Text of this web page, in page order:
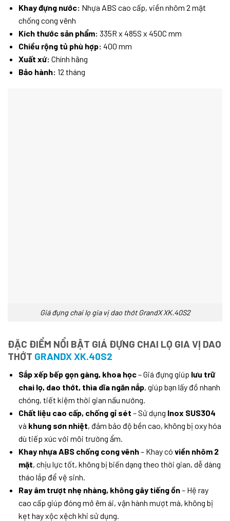
Khay đựng nước: Nhựa ABS cao cấp, viền nhôm 2 mặt
chống cong vênh
Kích thước sản phẩm: 335R x 485S x 450C mm
Chiều rộng tủ phù hợp: 400 mm
Xuất xứ: Chính hãng
Bảo hành: 12 tháng
Giá đựng chai lọ gia vị dao thớt GrandX XK.40S2
ĐẶC ĐIỂM NỔI BẬT GIÁ ĐỰNG CHAI LỌ GIA VỊ DAO
THỚT GRANDX XK.40S2
Sắp xếp bếp gọn gàng, khoa học– Giá đựng giúp lưu trữ
chai lọ, dao thớt, thìa dĩa ngăn nắp, giúp bạn lấy đồ nhanh
chóng, tiết kiệm thời gian nấu nướng.
Chất liệu cao cấp, chống gỉ sét – Sử dụng Inox SUS304
và khung sơn nhiệt, đảm bảo độ bền cao, không bị oxy hóa
dù tiếp xúc với môi trường ẩm.
Khay nhựa ABS chống cong vênh– Khay có viền nhôm 2
mặt, chịu lực tốt, không bị biến dạng theo thời gian, dễ dàng
tháo lắp để vệ sinh.
Ray âm trượt nhẹ nhàng, không gây tiếng ồn– Hệ ray
cao cấp giúp đóng mở êm ái, vận hành mượt mà, không bị
kẹt hay xộc xệch khi sử dụng.